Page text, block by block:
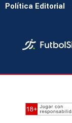
Política Editorial